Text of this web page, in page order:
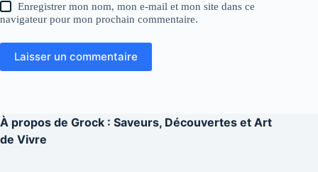
Enregistrer mon nom, mon e-mail et mon site dans ce
navigateur pour mon prochain commentaire.
Laisser un commentaire
À propos de Grock : Saveurs, Découvertes et Art
de Vivre